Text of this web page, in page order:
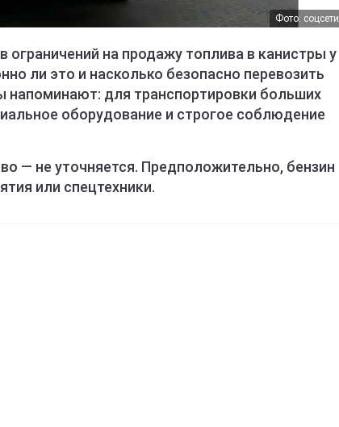
Фото: соцсети
на продажу топлива в канистры у
ли это и насколько безопасно перевозить
напоминают: для транспортировки больших
оборудование и строгое соблюдение
— не уточняется. Предположительно, бензин
или спецтехники.